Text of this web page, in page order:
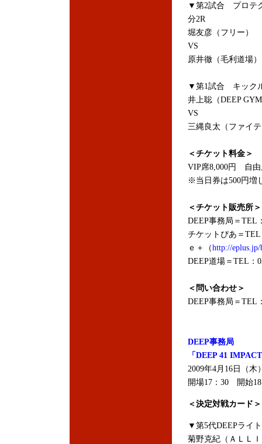
▼第2試合 プロテ
分2R
堀友彦（フリー）
VS
原井徹（毛利道場
▼第1試合 キック
井上聡（DEEP
VS
三縄良太（ファイ
＜チケット料金＞
VIP席8,000円 自由
※当日券は500円増
＜チケット販売所＞
DEEP事務局＝
チケットぴあ＝TEL
ｅ＋（http://eplus.jp/
DEEP道場＝TEL：
＜問い合わせ＞
DEEP事務局＝TEL
DEEP事務局
「DEEP 41
2009年4月16日（木
開場17：30 開始18
＜決定対戦カード＞
▼第5代DEEPライ
菊野克紀（ＡＬＬ